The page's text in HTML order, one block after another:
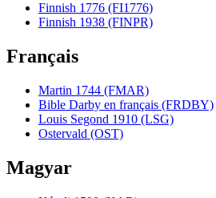
Finnish 1776 (FI1776)
Finnish 1938 (FINPR)
Français
Martin 1744 (FMAR)
Bible Darby en français (FRDBY)
Louis Segond 1910 (LSG)
Ostervald (OST)
Magyar